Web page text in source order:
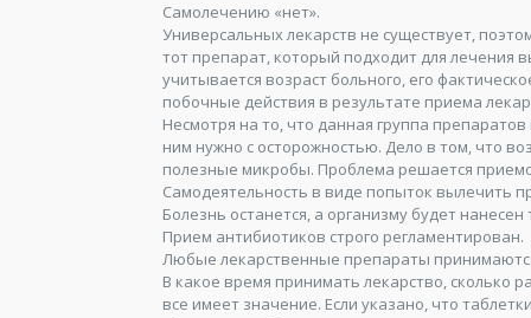
Самолечению «нет».
Универсальных лекарств не существует,
тот препарат, который подходит для лечения
учитывается возраст больного, его
побочные действия в результате приема
Несмотря на то, что данная группа
ним нужно с осторожностью. Дело в том, что
полезные микробы. Проблема решается
Самодеятельность в виде попыток вылечить
Болезнь останется, а организму будет нанесен
Прием антибиотиков строго регламентирован.
Любые лекарственные препараты
В какое время принимать лекарство, сколько
все имеет значение. Если указано, что